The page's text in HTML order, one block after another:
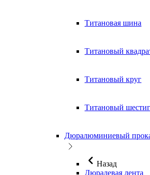
Титановая шина
Титановый
Титановый круг
Титановый
Дюралюминиевый
Назад
Дюралевая лента